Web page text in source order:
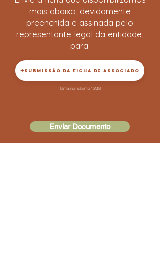
mais abaixo, devidamente
preenchida e assinada pelo
representante legal da entidade,
para:
SUBMISSÃO DA FICHA DE ASSOCIADO
Tamanho máximo 15MB
Enviar Documento